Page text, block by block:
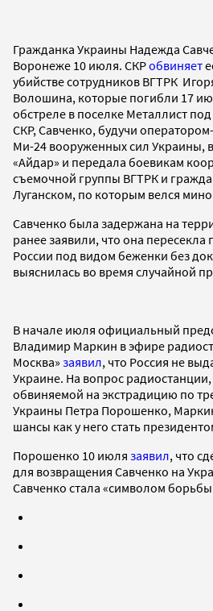
Гражданка Украины Надежда
Воронеже 10 июля. СКРобвиняет
убийстве сотрудников ВГТРК
Волошина, которые погибли 17
обстреле в поселке Металлист
СКР, Савченко, будучи
Ми-24 вооруженных сил Украины,
«Айдар» и передала боевикам
съемочной группы ВГТРК и
Луганском, по которым велся
Савченко была задержана на
ранее заявили, что она пересекла
России под видом беженки без
выяснилась во время случайной
В начале июля официальный
Владимир Маркин в эфире
Москва» заявил, что Россия не
Украине. На вопрос
обвиняемой на экстрадицию по
Украины Петра Порошенко,
шансы как у него стать
Порошенко 10 июля заявил, что
для возвращения Савченко на
Савченко стала «символом борьбы